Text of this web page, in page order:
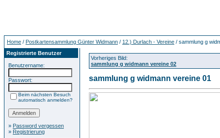
Home / Postkartensammlung Günter Widmann / 12.) Durlach - Vereine / sammlung g
Registrierte Benutzer
Benutzername:
Passwort:
Beim nächsten Besuch
automatisch anmelden?
» Password vergessen
» Registrierung
Vorheriges Bild:
sammlung g widmann vereine 02
sammlung g widmann vereine 01